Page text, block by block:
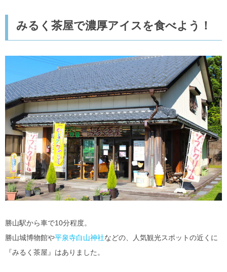
みるく茶屋で濃厚アイスを食べよう！
勝山駅から車で10分程度。
勝山城博物館や平泉寺白山神社などの、人気観光スポットの近くに
『みるく茶屋』はありました。